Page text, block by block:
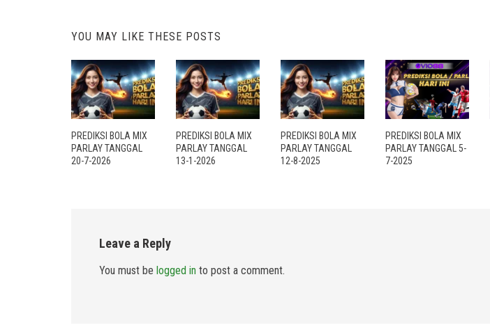
YOU MAY LIKE THESE POSTS
PREDIKSI BOLA MIX
PARLAY TANGGAL
20-7-2026
PREDIKSI BOLA MIX
PARLAY TANGGAL
13-1-2026
PREDIKSI BOLA MIX
PARLAY TANGGAL
12-8-2025
PREDIKSI BOLA MIX
PARLAY TANGGAL 5-
7-2025
Leave a Reply
You must be logged in to post a comment.